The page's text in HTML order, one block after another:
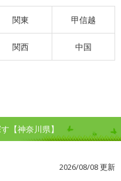
関東 甲信越
関西 中国
【神奈川県】
2026/08/08 更新